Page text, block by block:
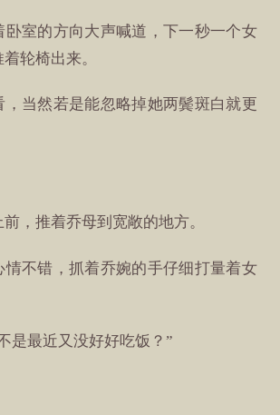
卧室的方向大声喊道，下一秒一个女
轮椅出来。
，当然若是能忽略掉她两鬓斑白就更
，推着乔母到宽敞的地方。
情不错，抓着乔婉的手仔细打量着女
是最近又没好好吃饭？”